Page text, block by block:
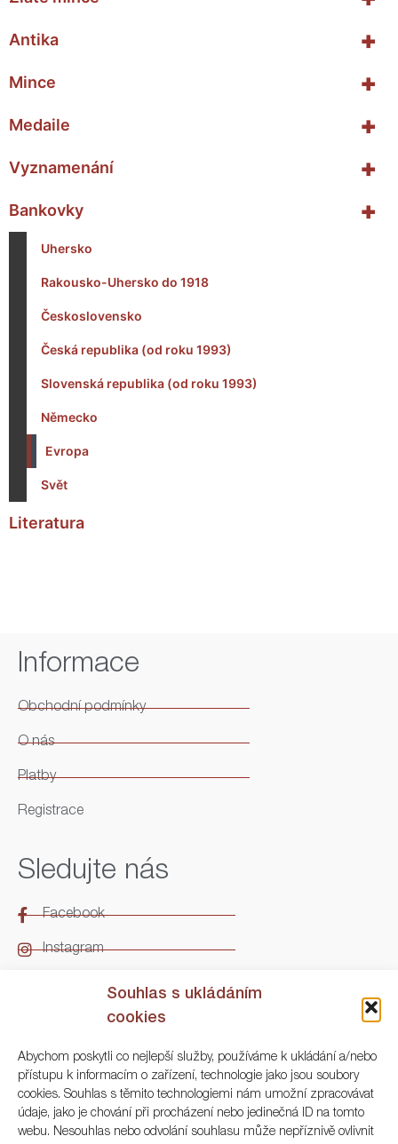
Souhlas s ukládáním
cookies
Abychom poskytli co nejlepší služby, používáme k ukládání a/nebo
přístupu k informacím o zařízení, technologie jako jsou soubory
cookies. Souhlas s těmito technologiemi nám umožní zpracovávat
údaje, jako je chování při procházení nebo jedinečná ID na tomto
webu. Nesouhlas nebo odvolání souhlasu může nepříznivě ovlivnit
+
Antika
+
Mince
+
Medaile
+
Vyznamenání
+
Bankovky
Uhersko
Rakousko-Uhersko do 1918
Československo
Česká republika (od roku 1993)
Slovenská republika (od roku 1993)
Německo
Evropa
Svět
Literatura
Informace
Obchodní podmínky
O nás
Platby
Registrace
Sledujte nás
Facebook
Instagram
Kontakt
ARGO Numismatika
Korunní 83, Praha 3